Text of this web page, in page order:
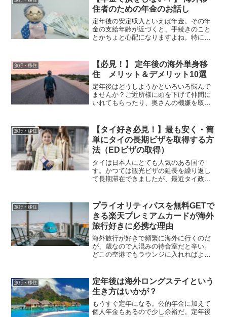
ポイントを５つ挙げてみました。
住者のための年金のお話し
定年後の安定収入といえば年金。その年
金の支給年齢が近づくと、手続きのこと
とかちょと心配になりますよね。特に海
今回は、海外移住者の年金や、年金に係
る手続きについて考えてみました。
旅行・移住
【必見！】 定年後の海外単身移
住 メリット＆デメリット10選
定年後はどうしようかといろいろ悩んで
ませんか？ご近所様に頭を下げて仲間に
いれてもらったり、奥さんの機嫌を取っ
移住しちゃいませんか？自由の楽園はす
ぐそこにあります！
旅行・移住
【タイ好き必見！】最も安く・簡
単にタイの長期ビザを取得する方
法（EDビザの取得）
タイは日本人にとても人気のある国で
す。かつては観光ビザの延長を繰り返し
て長期滞在できましたが、最近タイ政府
ぎます。もっと簡単にロングステイでき
ないの？それがあるんですね！「EDビ
ザ」が
旅行・移住
プライオリティパスを無料GETで
きる楽天プレミアムカードが海外
旅行好きに必携な理由
海外旅行が好きで頻繁に海外に行くのだ
が、歳なので人混みの待合室だと辛い。
どこの空港でもラウンジに入れればよい
のラウンジに入れるプライオリティパス
でラウンジ入り放題です。
旅行・移住
定年後は海外ロングステイという
生き方はいかが？
もうすぐ定年になる。公的年金に加えて
個人年金もあるので少し余裕だ。定年後